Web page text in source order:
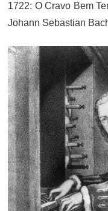
1722: O Cravo Bem
Johann Sebastian